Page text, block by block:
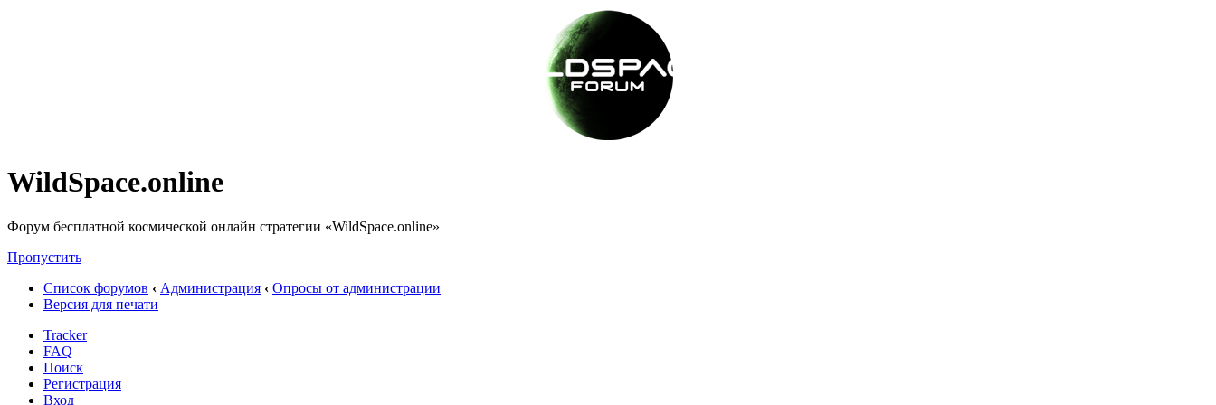
WildSpace.online
Форум бесплатной космической онлайн стратегии «WildSpace.online»
Пропустить
Список форумов ‹ Администрация ‹ Опросы от администрации
Версия для печати
Tracker
FAQ
Поиск
Регистрация
Вход